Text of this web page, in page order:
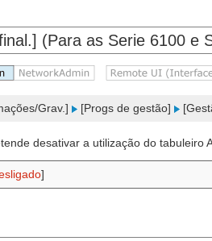
(Para as Serie 6100 e
Grav.] [Progs de gestão]
desativar a utilização do tabuleiro
]